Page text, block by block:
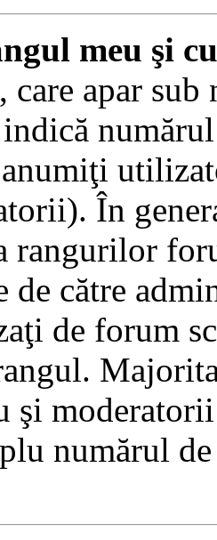
meu şi
care apar sub
numărul
În
rangurilor
de către
de forum
şi
numărul de